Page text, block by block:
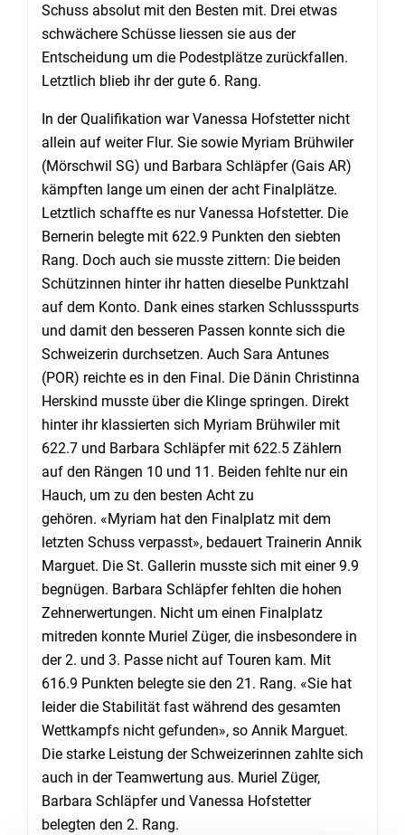
Schuss absolut mit den Besten mit. Drei etwas
schwächere Schüsse liessen sie aus der
Entscheidung um die Podestplätze zurückfallen.
Letztlich blieb ihr der gute 6. Rang.
In der Qualifikation war Vanessa Hofstetter nicht
allein auf weiter Flur. Sie sowie Myriam Brühwiler
(Mörschwil SG) und Barbara Schläpfer (Gais AR)
kämpften lange um einen der acht Finalplätze.
Letztlich schaffte es nur Vanessa Hofstetter. Die
Bernerin belegte mit 622.9 Punkten den siebten
Rang. Doch auch sie musste zittern: Die beiden
Schützinnen hinter ihr hatten dieselbe Punktzahl
auf dem Konto. Dank eines starken Schlussspurts
und damit den besseren Passen konnte sich die
Schweizerin durchsetzen. Auch Sara Antunes
(POR) reichte es in den Final. Die Dänin Christinna
Herskind musste über die Klinge springen. Direkt
hinter ihr klassierten sich Myriam Brühwiler mit
622.7 und Barbara Schläpfer mit 622.5 Zählern
auf den Rängen 10 und 11. Beiden fehlte nur ein
Hauch, um zu den besten Acht zu
gehören. «Myriam hat den Finalplatz mit dem
letzten Schuss verpasst», bedauert Trainerin Annik
Marguet. Die St. Gallerin musste sich mit einer 9.9
begnügen. Barbara Schläpfer fehlten die hohen
Zehnerwertungen. Nicht um einen Finalplatz
mitreden konnte Muriel Züger, die insbesondere in
der 2. und 3. Passe nicht auf Touren kam. Mit
616.9 Punkten belegte sie den 21. Rang. «Sie hat
leider die Stabilität fast während des gesamten
Wettkampfs nicht gefunden», so Annik Marguet.
Die starke Leistung der Schweizerinnen zahlte sich
auch in der Teamwertung aus. Muriel Züger,
Barbara Schläpfer und Vanessa Hofstetter
belegten den 2. Rang.